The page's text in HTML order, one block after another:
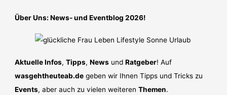
Über Uns: News- und Eventblog 2026!
Aktuelle Infos,Tipps,News undRatgeber! Auf
wasgehtheuteab.de geben wir Ihnen Tipps und Tricks zu
Events, aber auch zu vielen weiterenThemen.